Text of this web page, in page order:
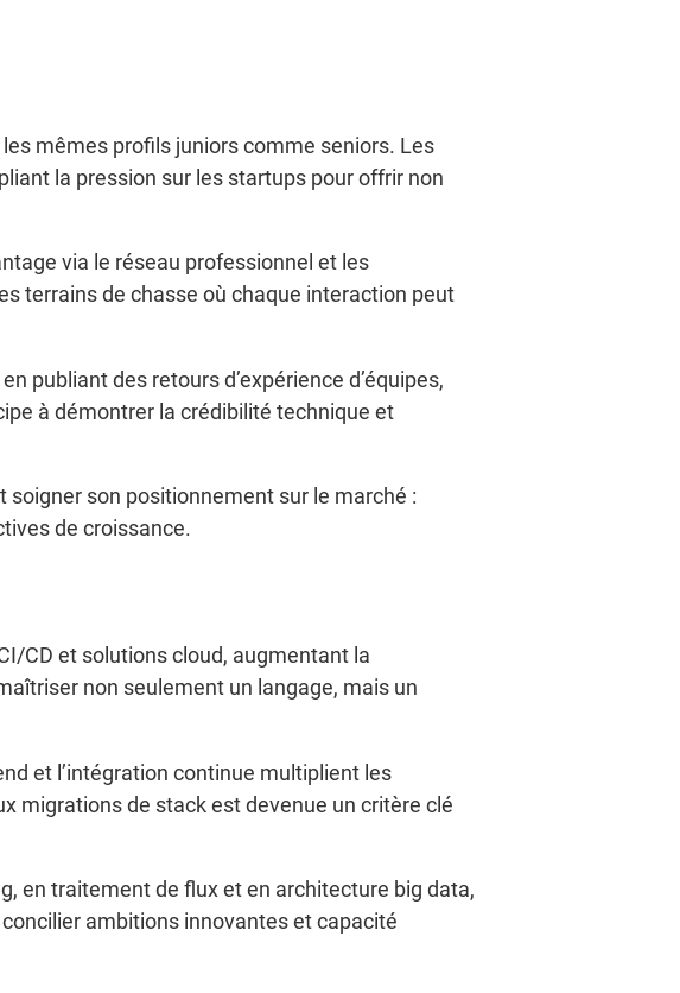
mêmes profils juniors comme seniors. Les
la pression sur les startups pour offrir non
via le réseau professionnel et les
terrains de chasse où chaque interaction peut
publiant des retours d’expérience d’équipes,
à démontrer la crédibilité technique et
son positionnement sur le marché :
de croissance.
CD et solutions cloud, augmentant la
non seulement un langage, mais un
et l’intégration continue multiplient les
migrations de stack est devenue un critère clé
en traitement de flux et en architecture big data,
ambitions innovantes et capacité